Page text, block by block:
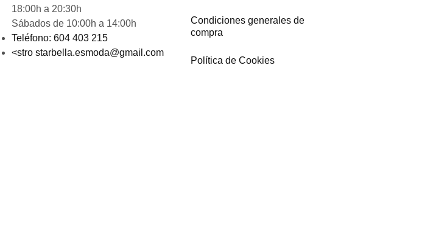
18:00h a 20:30h
Sábados de 10:00h a 14:00h
Teléfono: 604 403 215
<stro starbella.esmoda@gmail.com
Condiciones generales de
compra
Política de Cookies